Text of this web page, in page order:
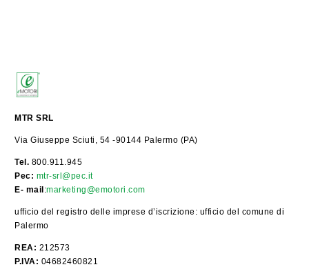
MTR SRL
Via Giuseppe Sciuti, 54 -90144 Palermo (PA)
Tel. 800.911.945
Pec: mtr-srl@pec.it
E- mail:marketing@emotori.com
ufficio del registro delle imprese d’iscrizione: ufficio del comune di
Palermo
REA: 212573
P.IVA: 04682460821